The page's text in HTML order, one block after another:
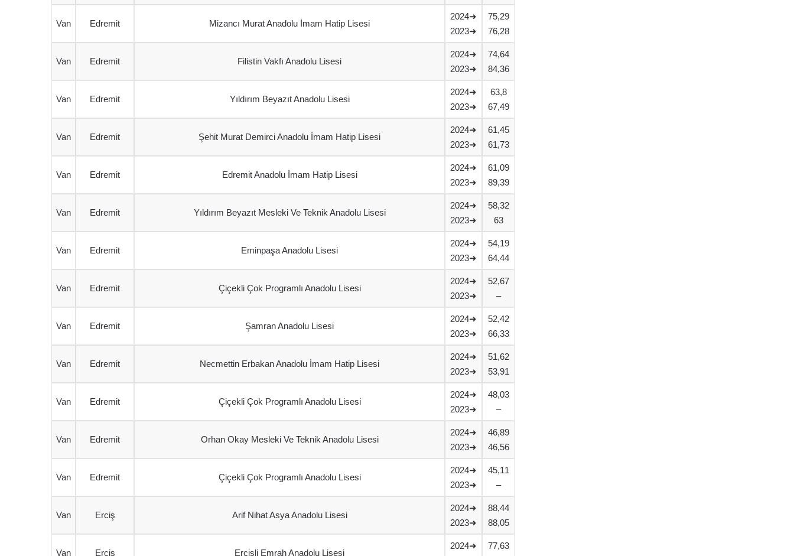
Van Edremit Mizancı Murat Anadolu İmam Hatip Lisesi
2024➜
2023➜
75,29
76,28
Van Edremit Filistin Vakfı Anadolu Lisesi
2024➜
2023➜
74,64
84,36
Van Edremit Yıldırım Beyazıt Anadolu Lisesi
2024➜
2023➜
63,8
67,49
Van Edremit Şehit Murat Demirci Anadolu İmam Hatip Lisesi
2024➜
2023➜
61,45
61,73
Van Edremit Edremit Anadolu İmam Hatip Lisesi
2024➜
2023➜
61,09
89,39
Van Edremit Yıldırım Beyazıt Mesleki Ve Teknik Anadolu Lisesi
2024➜
2023➜
58,32
63
Van Edremit Eminpaşa Anadolu Lisesi
2024➜
2023➜
54,19
64,44
Van Edremit Çiçekli Çok Programlı Anadolu Lisesi
2024➜
2023➜
52,67
–
Van Edremit Şamran Anadolu Lisesi
2024➜
2023➜
52,42
66,33
Van Edremit Necmettin Erbakan Anadolu İmam Hatip Lisesi
2024➜
2023➜
51,62
53,91
Van Edremit Çiçekli Çok Programlı Anadolu Lisesi
2024➜
2023➜
48,03
–
Van Edremit Orhan Okay Mesleki Ve Teknik Anadolu Lisesi
2024➜
2023➜
46,89
46,56
Van Edremit Çiçekli Çok Programlı Anadolu Lisesi
2024➜
2023➜
45,11
–
Van Erciş Arif Nihat Asya Anadolu Lisesi
2024➜
2023➜
88,44
88,05
Van Erciş Ercişli Emrah Anadolu Lisesi
2024➜
77,63